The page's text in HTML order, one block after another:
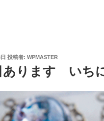
投稿者: WPMASTER
あります いち